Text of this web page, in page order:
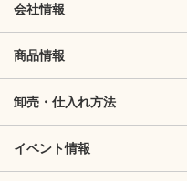
会社情報
商品情報
卸売・仕入れ方法
イベント情報